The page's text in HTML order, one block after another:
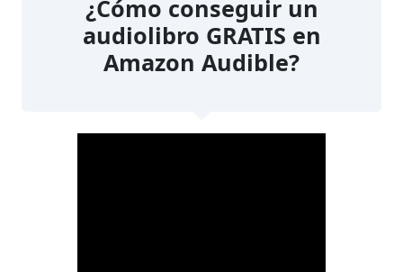
¿Cómo conseguir un
audiolibro GRATIS en
Amazon Audible?